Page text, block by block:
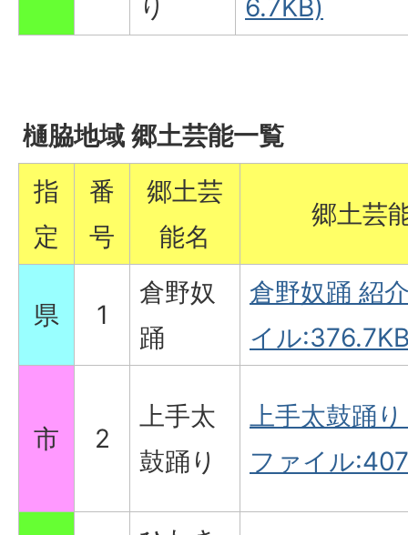
り
6.7KB)
樋脇地域 郷土芸能一覧
指
定
番
号
郷土芸
能名
郷土芸
県 1
倉野奴
踊
倉野奴踊 紹
イル
市 2
上手太
鼓踊り
上手太鼓踊
ファイル